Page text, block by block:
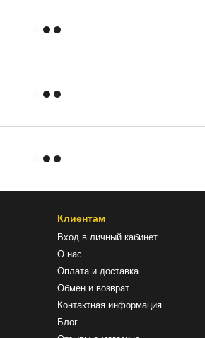
Клиентам
Вход в личный кабинет
О нас
Оплата и доставка
Обмен и возврат
Контактная информация
Блог